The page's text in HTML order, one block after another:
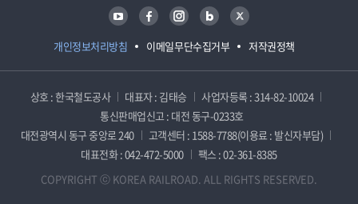
개인정보처리방침 이메일무단수집거부 저작권정책
유튜브 페이스북 인스타그램 블로그 트위터
상호 : 한국철도공사 대표자 : 김태승
사업자등록 : 314-82-10024
통신판매업신고 : 대전 동구-0233호
대전광역시 동구 중앙로 240
고객센터 : 1588-7788(이용료 : 발신자부담)
대표전화 : 042-472-5000
팩스 : 02-361-8385
COPYRIGHT ⓒ KOREA RAILROAD. ALL RIGHTS RESERVED.